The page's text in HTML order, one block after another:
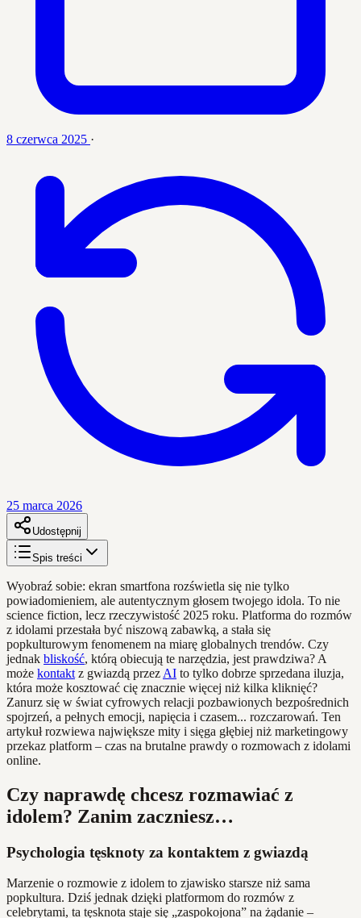
8 czerwca 2025 ·
25 marca 2026
Udostępnij
Spis treści
Wyobraź sobie: ekran smartfona rozświetla się nie tylko
powiadomieniem, ale autentycznym głosem twojego idola. To nie
science fiction, lecz rzeczywistość 2025 roku. Platforma do rozmów
z idolami przestała być niszową zabawką, a stała się
popkulturowym fenomenem na miarę globalnych trendów. Czy
jednak bliskość, którą obiecują te narzędzia, jest prawdziwa? A
może kontakt z gwiazdą przez AI to tylko dobrze sprzedana iluzja,
która może kosztować cię znacznie więcej niż kilka kliknięć?
Zanurz się w świat cyfrowych relacji pozbawionych bezpośrednich
spojrzeń, a pełnych emocji, napięcia i czasem... rozczarowań. Ten
artykuł rozwiewa największe mity i sięga głębiej niż marketingowy
przekaz platform – czas na brutalne prawdy o rozmowach z idolami
online.
Czy naprawdę chcesz rozmawiać z
idolem? Zanim zaczniesz…
Psychologia tęsknoty za kontaktem z gwiazdą
Marzenie o rozmowie z idolem to zjawisko starsze niż sama
popkultura. Dziś jednak dzięki platformom do rozmów z
celebrytami, ta tęsknota staje się „zaspokojona” na żądanie –